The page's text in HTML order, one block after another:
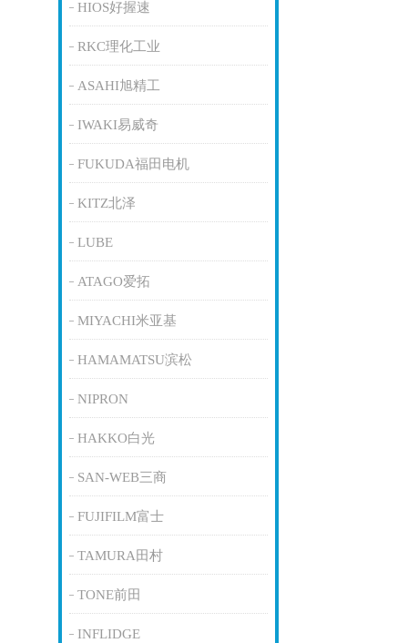
HIOS好握速
RKC理化工业
ASAHI旭精工
IWAKI易威奇
FUKUDA福田电机
KITZ北泽
LUBE
ATAGO爱拓
MIYACHI米亚基
HAMAMATSU滨松
NIPRON
HAKKO白光
SAN-WEB三商
FUJIFILM富士
TAMURA田村
TONE前田
INFLIDGE